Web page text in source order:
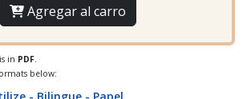
Agregar al carro
in PDF
below: